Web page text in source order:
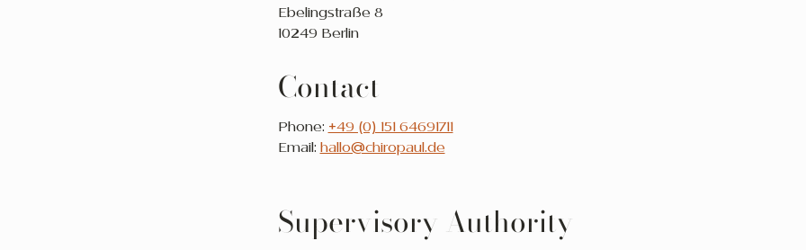
Ebelingstraße 8
10249 Berlin
Contact
Phone:+49 (0) 151 64691711
Email:hallo@chiropaul.de
Supervisory Authority